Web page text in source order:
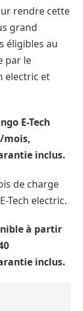
rendre cette
grand
éligibles au
par le
electric et
E-Tech
mois,
inclus.
de charge
Tech electric.
à partir
inclus.